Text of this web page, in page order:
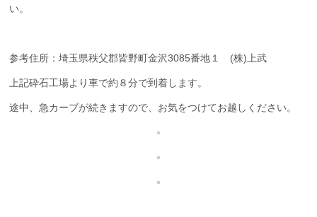
い。
参考住所：埼玉県秩父郡皆野町金沢3085番地１ (株)上武
上記砕石工場より車で約８分で到着します。
途中、急カーブが続きますので、お気をつけてお越しください。